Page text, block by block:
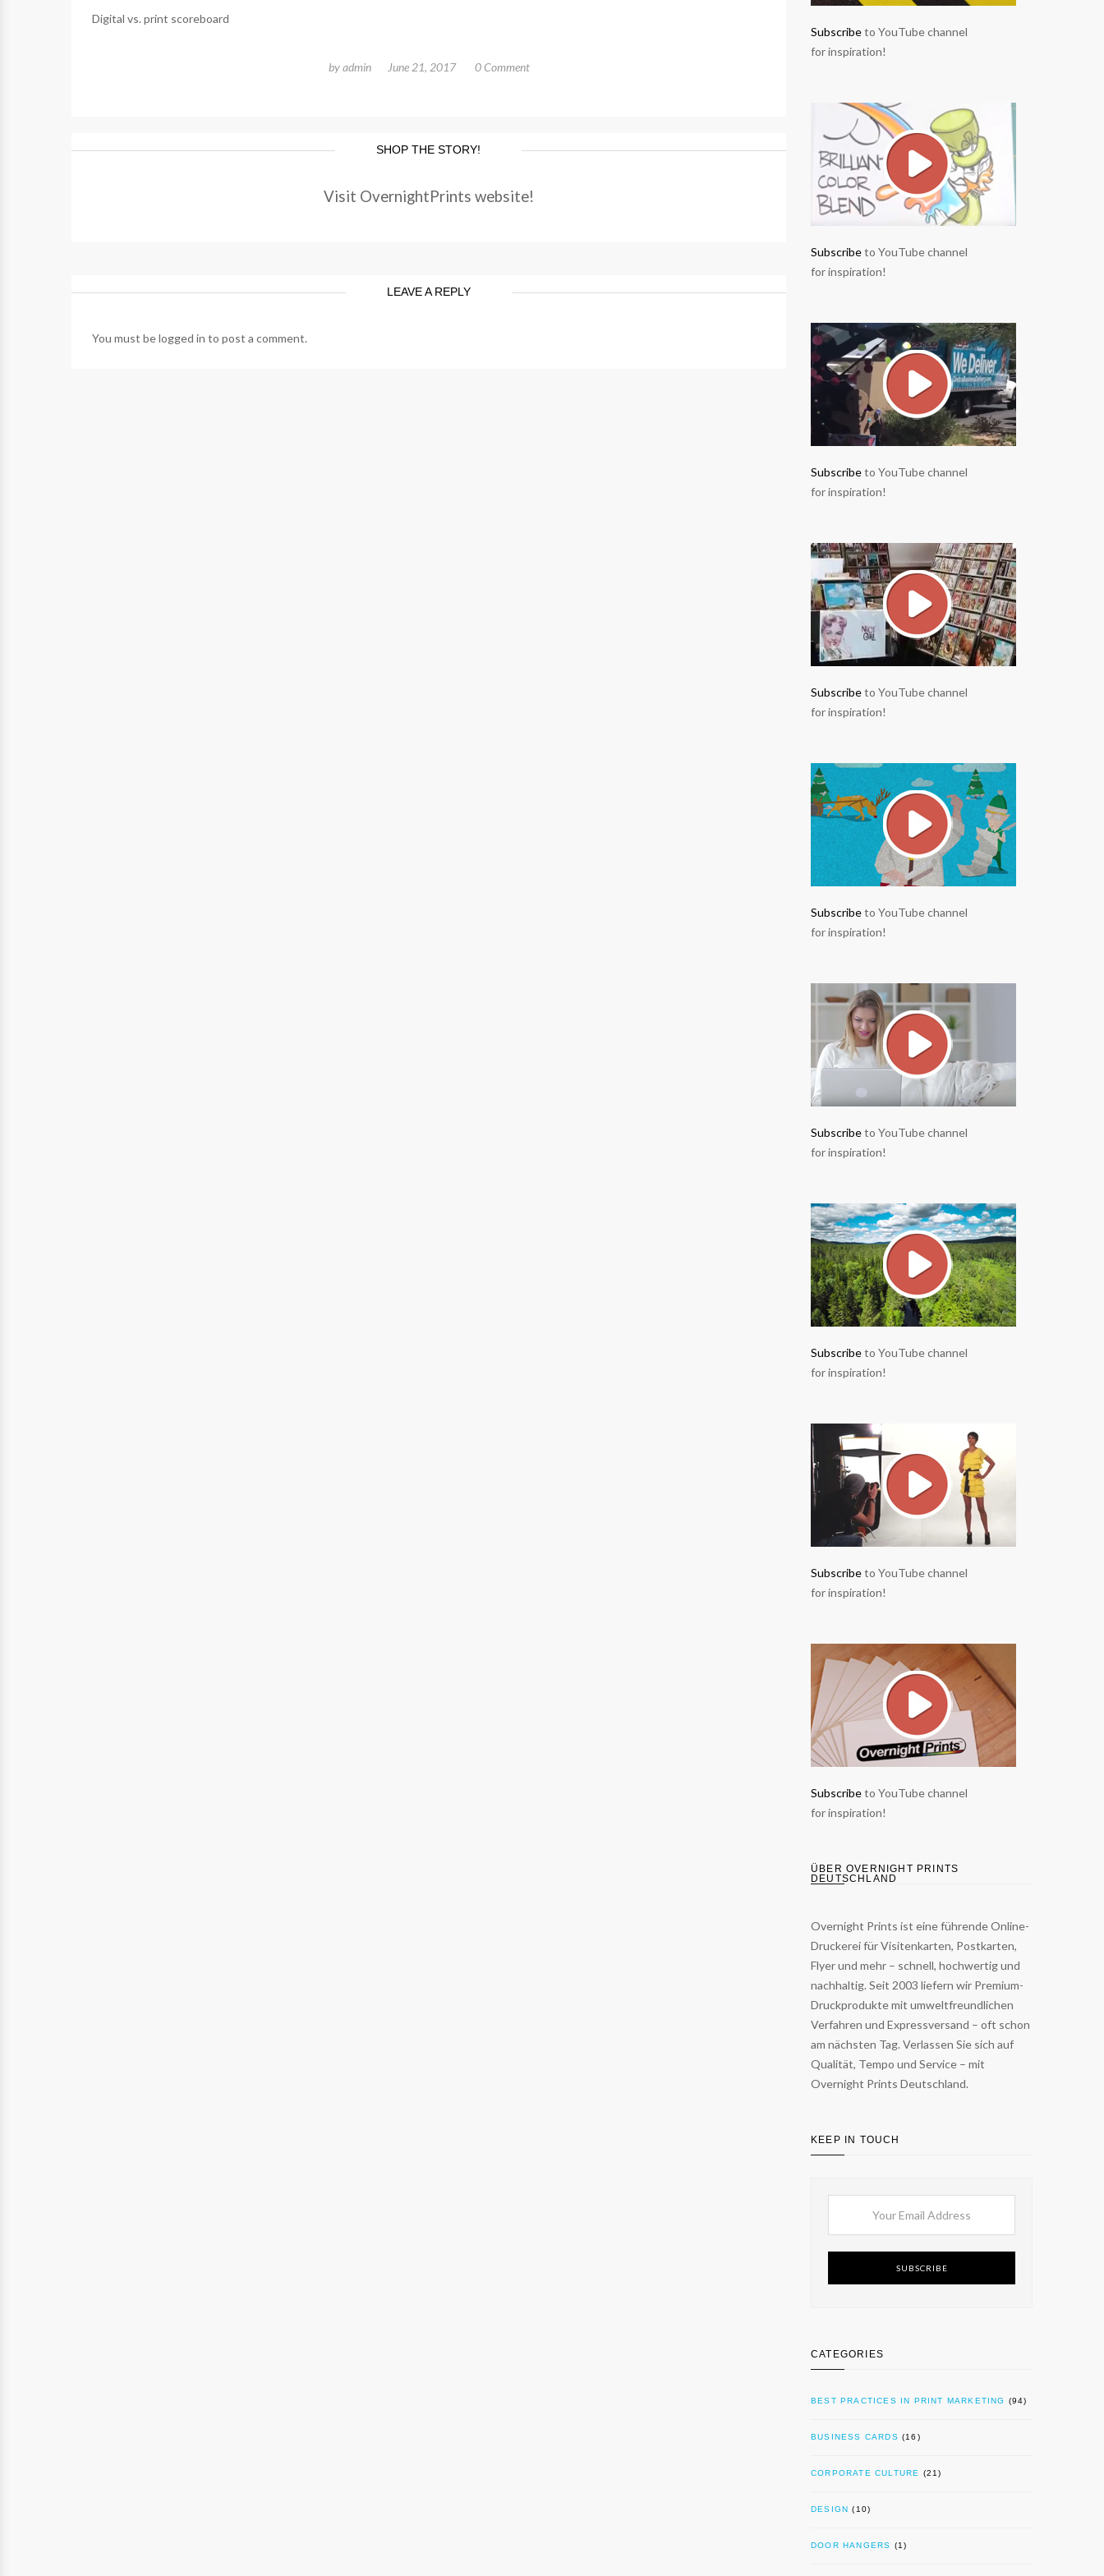
Digital vs. print scoreboard
byadmin June 21, 2017 0 Comment
SHOP THE STORY!
Visit OvernightPrints website!
LEAVE A REPLY
You must belogged in to post a comment.
Subscribeto YouTube channel
for inspiration!
Subscribeto YouTube channel
for inspiration!
Subscribeto YouTube channel
for inspiration!
Subscribeto YouTube channel
for inspiration!
Subscribeto YouTube channel
for inspiration!
Subscribeto YouTube channel
for inspiration!
Subscribeto YouTube channel
for inspiration!
Subscribeto YouTube channel
for inspiration!
Subscribeto YouTube channel
for inspiration!
ÜBER OVERNIGHT PRINTS
DEUTSCHLAND
Overnight Prints ist eine führende Online-
Druckerei für Visitenkarten, Postkarten,
Flyer und mehr – schnell, hochwertig und
nachhaltig. Seit 2003 liefern wir Premium-
Druckprodukte mit umweltfreundlichen
Verfahren und Expressversand – oft schon
am nächsten Tag. Verlassen Sie sich auf
Qualität, Tempo und Service – mit
Overnight Prints Deutschland.
KEEP IN TOUCH
SUBSCRIBE
CATEGORIES
BEST PRACTICES IN PRINT MARKETING (94)
BUSINESS CARDS (16)
CORPORATE CULTURE (21)
DESIGN (10)
DOOR HANGERS (1)